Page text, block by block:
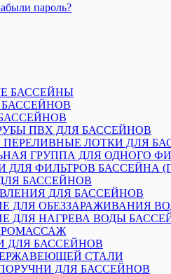
пароль?
БАССЕЙНЫ
ПВХ ДЛЯ БАССЕЙНОВ
ЛОТКИ ДЛЯ
ГРУППА ДЛЯ ОДНОГО
ДЛЯ ФИЛЬТРОВ БАССЕЙНА
БАССЕЙНОВ
ДЛЯ БАССЕЙНОВ
ДЛЯ ОБЕЗЗАРАЖИВАНИЯ
ДЛЯ НАГРЕВА ВОДЫ
ДЛЯ БАССЕЙНОВ
СТАЛИ
ДЛЯ БАССЕЙНОВ